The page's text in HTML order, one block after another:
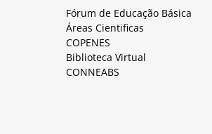
Fórum de Educação Básica
Áreas Cientificas
COPENES
Biblioteca Virtual
CONNEABS